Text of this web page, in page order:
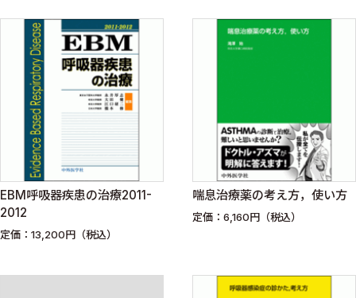
EBM呼吸器疾患の治療2011-
2012
定価：13,200円（税込）
喘息治療薬の考え方，使い方
定価：6,160円（税込）